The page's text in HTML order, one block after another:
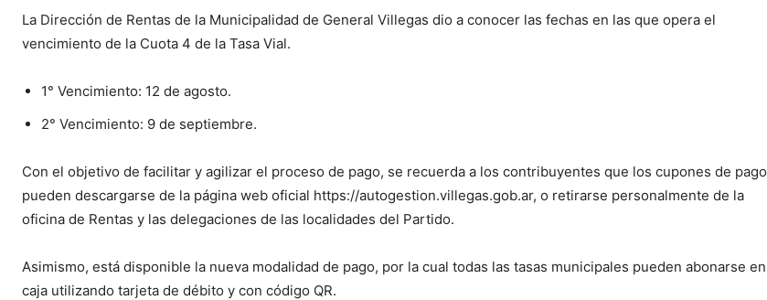
La Dirección de Rentas de la Municipalidad de General Villegas dio a conocer las fechas en las que opera el
vencimiento de la Cuota 4 de la Tasa Vial.
1° Vencimiento: 12 de agosto.
2° Vencimiento: 9 de septiembre.
Con el objetivo de facilitar y agilizar el proceso de pago, se recuerda a los contribuyentes que los cupones de pago
pueden descargarse de la página web oficial https://autogestion.villegas.gob.ar, o retirarse personalmente de la
oficina de Rentas y las delegaciones de las localidades del Partido.
Asimismo, está disponible la nueva modalidad de pago, por la cual todas las tasas municipales pueden abonarse en
caja utilizando tarjeta de débito y con código QR.